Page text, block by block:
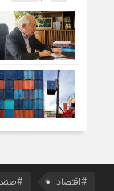
#اقتصاد